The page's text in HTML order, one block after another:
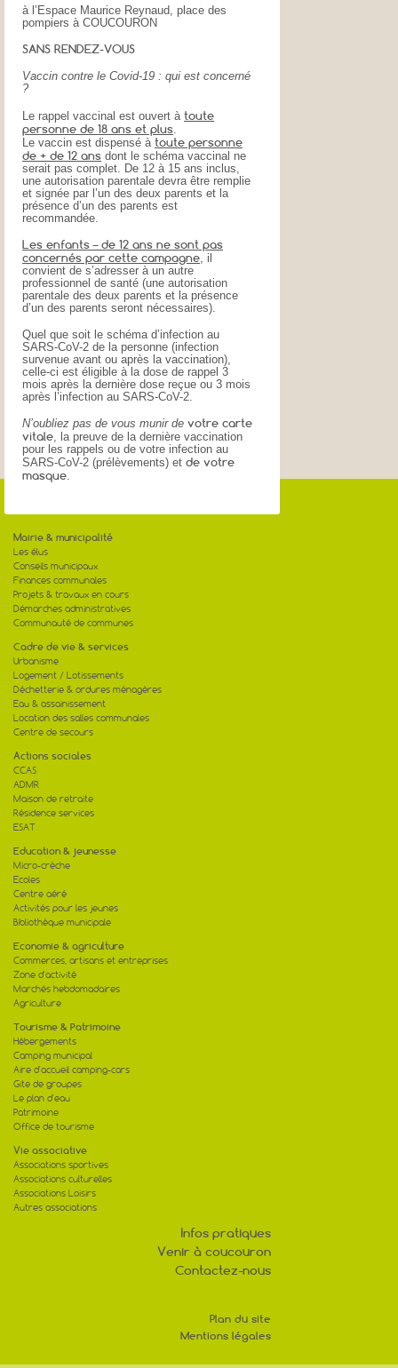
à l’Espace Maurice Reynaud, place des
pompiers à COUCOURON
SANS RENDEZ-VOUS
Vaccin contre le Covid-19 : qui est concerné
?
Le rappel vaccinal est ouvert à toute
personne de 18 ans et plus
Le vaccin est dispensé à toute personne
de + de 12 ans dont le schéma vaccinal ne
serait pas complet. De 12 à 15 ans inclus,
une autorisation parentale devra être remplie
et signée par l’un des deux parents et la
présence d’un des parents est
recommandée.
Les enfants – de 12 ans ne sont pas
concernés par cette campagne, il
convient de s’adresser à un autre
professionnel de santé (une autorisation
parentale des deux parents et la présence
d’un des parents seront nécessaires).
Quel que soit le schéma d’infection au
SARS-CoV-2 de la personne (infection
survenue avant ou après la vaccination),
celle-ci est éligible à la dose de rappel 3
mois après la dernière dose reçue ou 3 mois
après l’infection au SARS-CoV-2.
N’oubliez pas de vous munir de votre carte
vitale, la preuve de la dernière vaccination
pour les rappels ou de votre infection au
SARS-CoV-2 (prélèvements) et de votre
masque.
Mairie & municipalité
Les élus
Conseils municipaux
Finances communales
Projets & travaux en cours
Démarches administratives
Communauté de communes
Cadre de vie & services
Urbanisme
Logement / Lotissements
Déchetterie & ordures ménagères
Eau & assainissement
Location des salles communales
Centre de secours
Actions sociales
CCAS
ADMR
Maison de retraite
Résidence services
ESAT
Education & jeunesse
Micro-crèche
Ecoles
Centre aéré
Activités pour les jeunes
Bibliothèque municipale
Economie & agriculture
Commerces, artisans et entreprises
Zone d'activité
Marchés hebdomadaires
Agriculture
Tourisme & Patrimoine
Hébergements
Camping municipal
Aire d'accueil camping-cars
Gite de groupes
Le plan d'eau
Patrimoine
Office de tourisme
Vie associative
Associations sportives
Associations culturelles
Associations Loisirs
Autres associations
Infos pratiques
Venir à coucouron
Contactez-nous
Plan du site
Mentions légales